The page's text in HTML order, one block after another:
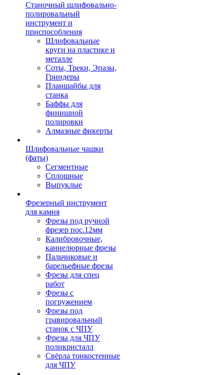
Станочный шлифовально-
полировальный
инструмент и
приспособления
Шлифовальные
круги на пластике и
металле
Соты, Треки, Эпазы,
Гриндеры
Планшайбы для
станка
Баффы для
финишной
полировки
Алмазные фикерты
Шлифовальные чашки
(фаты)
Сегментные
Сплошные
Выпуклые
Фрезерный инструмент
для камня
Фрезы под ручной
фрезер пос.12мм
Калибровочные,
каннелюрные фрезы
Пальчиковые и
барельефные фрезы
Фрезы для спец
работ
Фрезы с
погружением
Фрезы под
гравировальный
станок с ЧПУ
Фрезы для ЧПУ
поликристалл
Свёрла тонкостенные
для ЧПУ